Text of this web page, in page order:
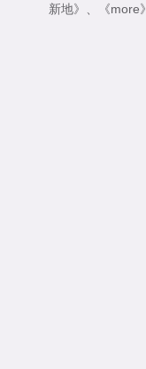
新地》
《more》